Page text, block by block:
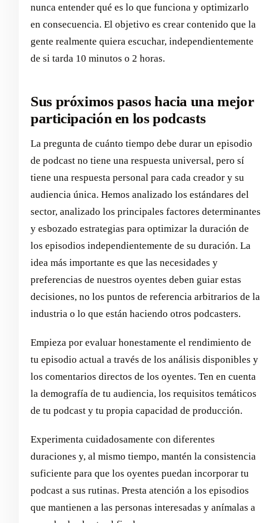
nunca entender qué es lo que funciona y optimizarlo
en consecuencia. El objetivo es crear contenido que la
gente realmente quiera escuchar, independientemente
de si tarda 10 minutos o 2 horas.
Sus próximos pasos hacia una mejor
participación en los podcasts
La pregunta de cuánto tiempo debe durar un episodio
de podcast no tiene una respuesta universal, pero sí
tiene una respuesta personal para cada creador y su
audiencia única. Hemos analizado los estándares del
sector, analizado los principales factores determinantes
y esbozado estrategias para optimizar la duración de
los episodios independientemente de su duración. La
idea más importante es que las necesidades y
preferencias de nuestros oyentes deben guiar estas
decisiones, no los puntos de referencia arbitrarios de la
industria o lo que están haciendo otros podcasters.
Empieza por evaluar honestamente el rendimiento de
tu episodio actual a través de los análisis disponibles y
los comentarios directos de los oyentes. Ten en cuenta
la demografía de tu audiencia, los requisitos temáticos
de tu podcast y tu propia capacidad de producción.
Experimenta cuidadosamente con diferentes
duraciones y, al mismo tiempo, mantén la consistencia
suficiente para que los oyentes puedan incorporar tu
podcast a sus rutinas. Presta atención a los episodios
que mantienen a las personas interesadas y anímalas a